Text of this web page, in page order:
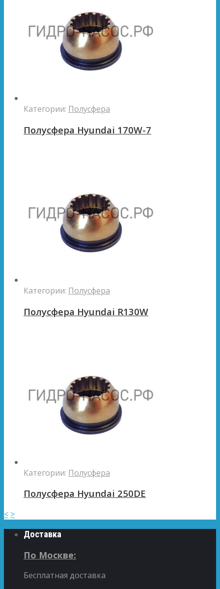
Категории: Полусфера
Полусфера Hyundai 170W-7
Категории: Полусфера
Полусфера Hyundai R130W
Категории: Полусфера
Полусфера Hyundai 250DE
< >
Доставка
По Москве:
Бесплатная доставка